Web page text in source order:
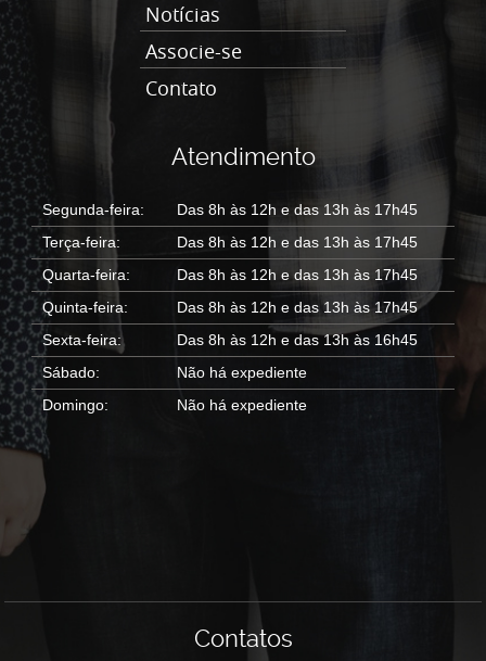
Notícias
Associe-se
Contato
Atendimento
Segunda-feira:
Das 8h às 12h e das 13h às 17h45
Terça-feira:
Das 8h às 12h e das 13h às 17h45
Quarta-feira:
Das 8h às 12h e das 13h às 17h45
Quinta-feira:
Das 8h às 12h e das 13h às 17h45
Sexta-feira:
Das 8h às 12h e das 13h às 16h45
Sábado:
Não há expediente
Domingo:
Não há expediente
Contatos